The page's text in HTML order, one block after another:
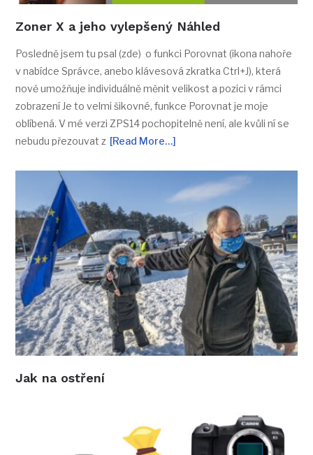
Zoner X a jeho vylepšený Náhled
Posledně jsem tu psal (zde) o funkci Porovnat (ikona nahoře
v nabídce Správce, anebo klávesová zkratka Ctrl+J), která
nově umožňuje individuálně měnit velikost a pozici v rámci
zobrazení Je to velmi šikovné, funkce Porovnat je moje
oblíbená. V mé verzi ZPS14 pochopitelně není, ale kvůli ní se
nebudu přezouvat z [Read More…]
Jak na ostření